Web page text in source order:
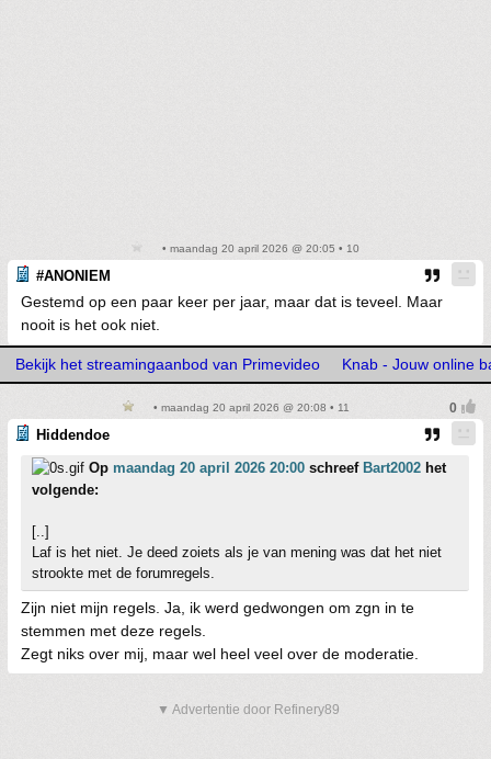
• maandag 20 april 2026 @ 20:05 • 10
#ANONIEM
Gestemd op een paar keer per jaar, maar dat is teveel. Maar
nooit is het ook niet.
Bekijk het streamingaanbod van Primevideo Knab - Jouw online
• maandag 20 april 2026 @ 20:08 • 11
Hiddendoe
Op maandag 20 april 2026 20:00 schreef Bart2002 het
volgende:
[..]
Laf is het niet. Je deed zoiets als je van mening was dat het niet
strookte met de forumregels.
Zijn niet mijn regels. Ja, ik werd gedwongen om zgn in te
stemmen met deze regels.
Zegt niks over mij, maar wel heel veel over de moderatie.
▼ Advertentie door Refinery89